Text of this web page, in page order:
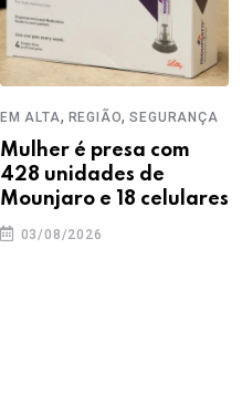
EM ALTA, REGIÃO,SEGURANÇA
Mulher é presa com
428 unidades de
Mounjaro e 18 celulares
03/08/2026